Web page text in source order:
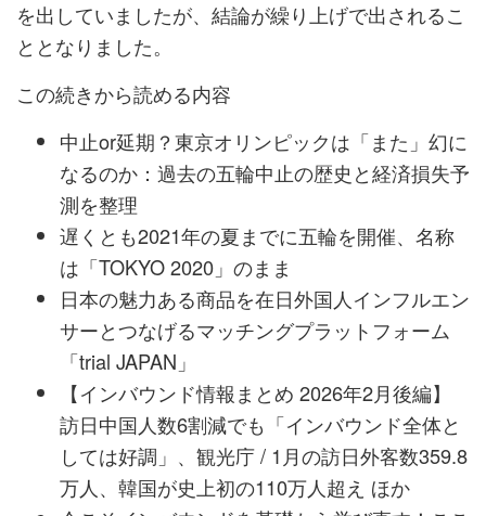
を出していましたが、結論が繰り上げで出されるこ
ととなりました。
この続きから読める内容
中止or延期？東京オリンピックは「また」幻に
なるのか：過去の五輪中止の歴史と経済損失予
測を整理
遅くとも2021年の夏までに五輪を開催、名称
は「TOKYO 2020」のまま
日本の魅力ある商品を在日外国人インフルエン
サーとつなげるマッチングプラットフォーム
「trial JAPAN」
【インバウンド情報まとめ 2026年2月後編】
訪日中国人数6割減でも「インバウンド全体と
しては好調」、観光庁 / 1月の訪日外客数359.8
万人、韓国が史上初の110万人超え ほか